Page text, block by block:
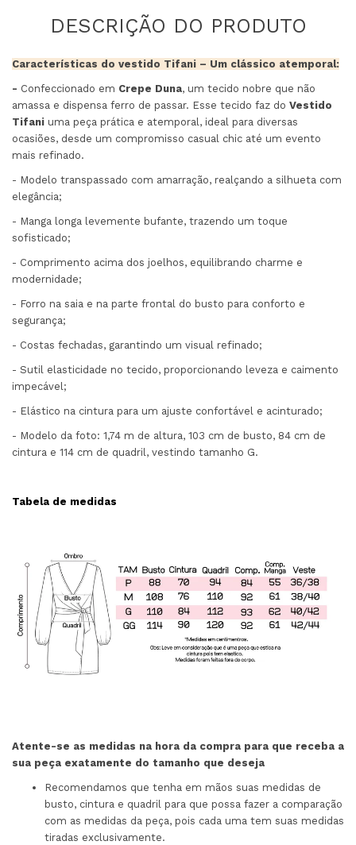
Características do vestido Tifani – Um clássico atemporal:
- Confeccionado em Crepe Duna, um tecido nobre que não
amassa e dispensa ferro de passar. Esse tecido faz do Vestido
Tifani uma peça prática e atemporal, ideal para diversas
ocasiões, desde um compromisso casual chic até um evento
mais refinado.
- Modelo transpassado com amarração, realçando a silhueta com
elegância;
- Manga longa levemente bufante, trazendo um toque
sofisticado;
- Comprimento acima dos joelhos, equilibrando charme e
modernidade;
- Forro na saia e na parte frontal do busto para conforto e
segurança;
- Costas fechadas, garantindo um visual refinado;
- Sutil elasticidade no tecido, proporcionando leveza e caimento
impecável;
- Elástico na cintura para um ajuste confortável e acinturado;
- Modelo da foto: 1,74 m de altura, 103 cm de busto, 84 cm de
cintura e 114 cm de quadril, vestindo tamanho G.
Tabela de medidas
Atente-se as medidas na hora da compra para que receba a
sua peça exatamente do tamanho que deseja
Recomendamos que tenha em mãos suas medidas de
busto, cintura e quadril para que possa fazer a comparação
com as medidas da peça, pois cada uma tem suas medidas
tiradas exclusivamente.